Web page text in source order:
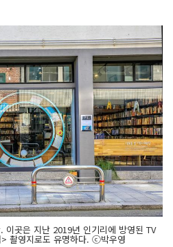
곳은 지난 2019년 인기리에 방영된 TV
촬영지로도 유명하다. ⓒ박우영